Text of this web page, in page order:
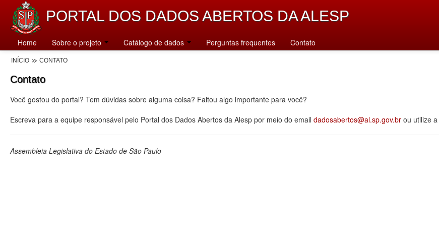
PORTAL DOS DADOS ABERTOS DA ALESP
Home Sobre o projeto Catálogo de dados Perguntas frequentes Contato
INÍCIO CONTATO
Contato
Você gostou do portal? Tem dúvidas sobre alguma coisa? Faltou algo importante para você?
Escreva para a equipe responsável pelo Portal dos Dados Abertos da Alesp por meio do email dadosabertos@al.sp.gov.br ou utilize a
Assembleia Legislativa do Estado de São Paulo